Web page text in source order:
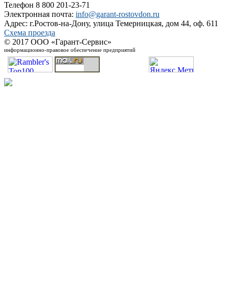
Телефон 8 800 201-23-71
Электронная почта: info@garant-rostovdon.ru
Адрес: г.Ростов-на-Дону, улица Темерницкая, дом 44, оф. 611
Схема проезда
© 2017 ООО «Гарант-Сервис»
информационно-правовое обеспечение предприятий